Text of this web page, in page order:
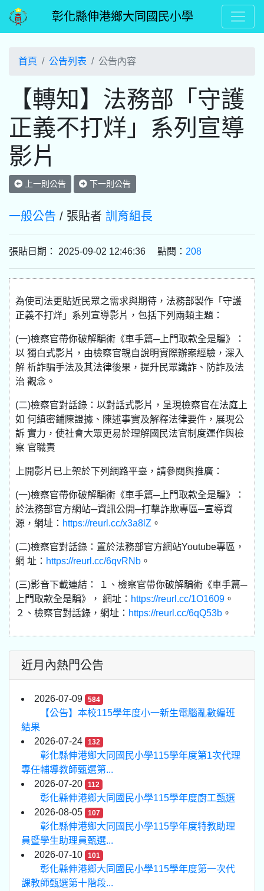
彰化縣伸港鄉大同國民小學
首頁 公告列表 公告內容
【轉知】法務部「守護
正義不打烊」系列宣導
影片
上一則公告 下一則公告
一般公告 / 張貼者 訓育組長
張貼日期： 2025-09-02 12:46:36 點閱： 208
為使司法更貼近民眾之需求與期待，法務部製作「守護
正義不打烊」系列宣導影片，包括下列兩類主題：
(一)檢察官帶你破解騙術《車手篇─上門取款全是騙》：
以 獨白式影片，由檢察官親自說明實際辦案經驗，深入
解 析詐騙手法及其法律後果，提升民眾識詐、防詐及法
治 觀念。
(二)檢察官對話錄：以對話式影片，呈現檢察官在法庭上
如 何縝密鋪陳證據、陳述事實及解釋法律要件，展現公
訴 實力，使社會大眾更易於理解國民法官制度運作與檢
察 官職責
上開影片已上架於下列網路平臺，請參閱與推廣：
(一)檢察官帶你破解騙術《車手篇─上門取款全是騙》：
於法務部官方網站─資訊公開─打擊詐欺專區─宣導資
源，網址： https://reurl.cc/x3a8lZ 。
(二)檢察官對話錄：置於法務部官方網站Youtube專區，
網 址： https://reurl.cc/6qvRNb 。
(三)影音下載連結： １、檢察官帶你破解騙術《車手篇─
上門取款全是騙》， 網址： https://reurl.cc/1O1609 。
２、檢察官對話錄，網址： https://reurl.cc/6qQ53b 。
近月內熱門公告
2026-07-09 584
【公告】本校115學年度小一新生電腦亂數編班
結果
2026-07-24
132
彰化縣伸港鄉大同國民小學115學年度第1次代理
專任輔導教師甄選第...
2026-07-20
112
彰化縣伸港鄉大同國民小學115學年度廚工甄選
2026-08-05
107
彰化縣伸港鄉大同國民小學115學年度特教助理
員暨學生助理員甄選...
2026-07-10
101
彰化縣伸港鄉大同國民小學115學年度第一次代
課教師甄選第十階段...